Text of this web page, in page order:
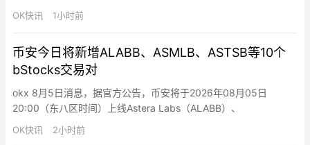
街预期的69亿美元，净亏损收窄至5.41亿美元，调整后EBITDA达
35亿美元，同比增长近两倍。 据SEC文件披露，SpaceX持有
2025年底的16.4亿美元降至…
OK快讯 1小时前
币安今日将新增ALABB、ASMLB、ASTSB等10个
bStocks交易对
okx 8月5日消息，据官方公告，币安将于2026年08月05日
20:00（东八区时间）上线Astera Labs（ALABB）、
ASML（ASMLB）、AST SpaceMobile（ASTSB）、BitMine
Immersion Technologies（BMNRB）、Coherent（COHRB）、
OK快讯 2小时前